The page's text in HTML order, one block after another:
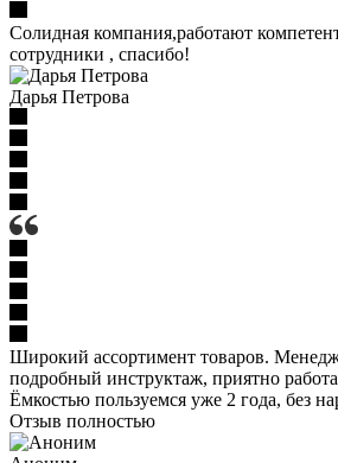
Солидная компания,работают
сотрудники , спасибо!
Дарья Петрова
Широкий ассортимент товаров.
подробный инструктаж, приятно
Ёмкостью пользуемся уже 2 года, без
Отзыв полностью